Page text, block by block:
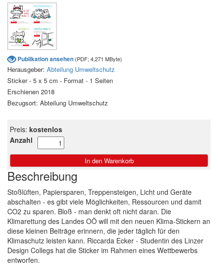
Publikation ansehen (PDF; 4,271 MByte)
Herausgeber: Abteilung Umweltschutz
Sticker - 5 x 5 cm - Format - 1 Seiten
Erschienen 2018
Bezugsort: Abteilung Umweltschutz
Preis: kostenlos
Anzahl
Beschreibung
Stoßlüften, Papiersparen, Treppensteigen, Licht und Geräte
abschalten - es gibt viele Möglichkeiten, Ressourcen und damit
CO2 zu sparen. Bloß - man denkt oft nicht daran. Die
Klimarettung des Landes OÖ will mit den neuen Klima-Stickern an
diese kleinen Beiträge erinnern, die jeder täglich für den
Klimaschutz leisten kann. Riccarda Ecker - Studentin des Linzer
Design Collegs hat die Sticker im Rahmen eines Wettbewerbs
entworfen.